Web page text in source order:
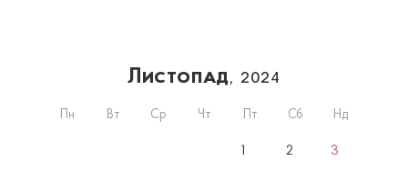
Листопад, 2024
Пн Вт Ср Чт Пт Сб Нд
1 2 3